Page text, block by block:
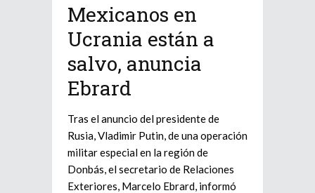
Mexicanos en
Ucrania están a
salvo, anuncia
Ebrard
Tras el anuncio del presidente de
Rusia, Vladimir Putin, de una operación
militar especial en la región de
Donbás, el secretario de Relaciones
Exteriores, Marcelo Ebrard, informó